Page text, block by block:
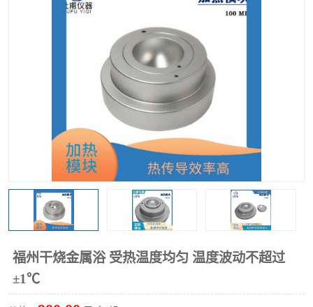
福州干烧金属浴 受热温度均匀 温度波动不超过
±1℃
多功能油浴锅
低温恒温反应浴槽
电动搅拌器
加热模块